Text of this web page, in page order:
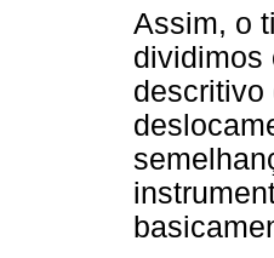
Assim, o
dividimos
descritivo